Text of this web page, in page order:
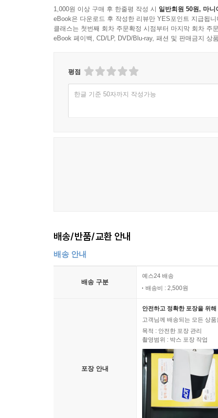
1,000원 이상 구매 후 한줄평 작성 시 일반회원 50원, 마니
eBook은 다운로드 후 작성한 리뷰만 YES포인트 지급됩니
클래스는 첫번째 회차 주문확정 시점부터 마지막 회차 주
eBook 페이백, CD/LP, DVD/Blu-ray, 패션 및 판매금지 상
평점
한글 기준 50자까지 작성가능
배송/반품/교환 안내
배송 안내
배송 구분
예스24 배송
배송비 : 2,500원
포장 안내
안전하고 정확한 포장을 위
고객님께 배송되는 모든 상
목적 : 안전한 포장 관리
촬영범위 : 박스 포장 작업